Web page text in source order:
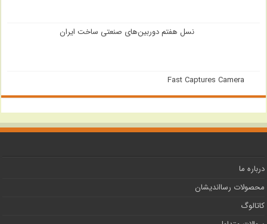
نسل هفتم دوربین‌های صنعتی ساخت ایران
Fast Captures Camera
درباره ما
محصولات رسااندیشان
کاتالوگ